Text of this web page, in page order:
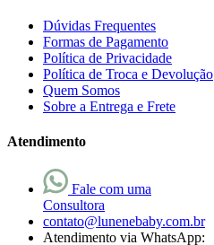
Dúvidas Frequentes
Formas de Pagamento
Política de Privacidade
Política de Troca e Devolução
Quem Somos
Sobre a Entrega e Frete
Atendimento
Fale com uma
Consultora
contato@lunenebaby.com.br
Atendimento via WhatsApp: